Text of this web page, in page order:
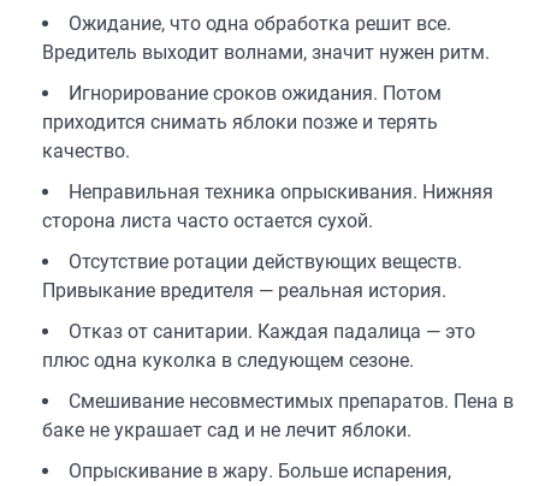
Ожидание, что одна обработка решит все.
Вредитель выходит волнами, значит нужен ритм.
Игнорирование сроков ожидания. Потом
приходится снимать яблоки позже и терять
качество.
Неправильная техника опрыскивания. Нижняя
сторона листа часто остается сухой.
Отсутствие ротации действующих веществ.
Привыкание вредителя — реальная история.
Отказ от санитарии. Каждая падалица — это
плюс одна куколка в следующем сезоне.
Смешивание несовместимых препаратов. Пена в
баке не украшает сад и не лечит яблоки.
Опрыскивание в жару. Больше испарения,